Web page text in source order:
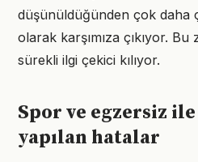
düşünüldüğünden çok daha
olarak karşımıza çıkıyor.
sürekli ilgi çekici kılıyor.
Spor ve egzersiz
yapılan hatalar